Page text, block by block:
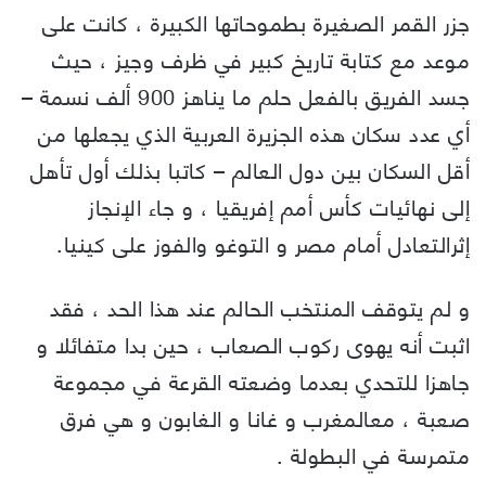
جزر القمر الصغيرة بطموحاتها الكبيرة ، كانت على
موعد مع كتابة تاريخ كبير في ظرف وجيز ، حيث
جسد الفريق بالفعل حلم ما يناهز 900 ألف نسمة –
أي عدد سكان هذه الجزيرة العربية الذي يجعلها من
أقل السكان بين دول العالم – كاتبا بذلك أول تأهل
إلى نهائيات كأس أمم إفريقيا ، و جاء الإنجاز
إثرالتعادل أمام مصر و التوغو والفوز على كينيا.
و لم يتوقف المنتخب الحالم عند هذا الحد ، فقد
اثبت أنه يهوى ركوب الصعاب ، حين بدا متفائلا و
جاهزا للتحدي بعدما وضعته القرعة في مجموعة
صعبة ، معالمغرب و غانا و الغابون و هي فرق
متمرسة في البطولة .